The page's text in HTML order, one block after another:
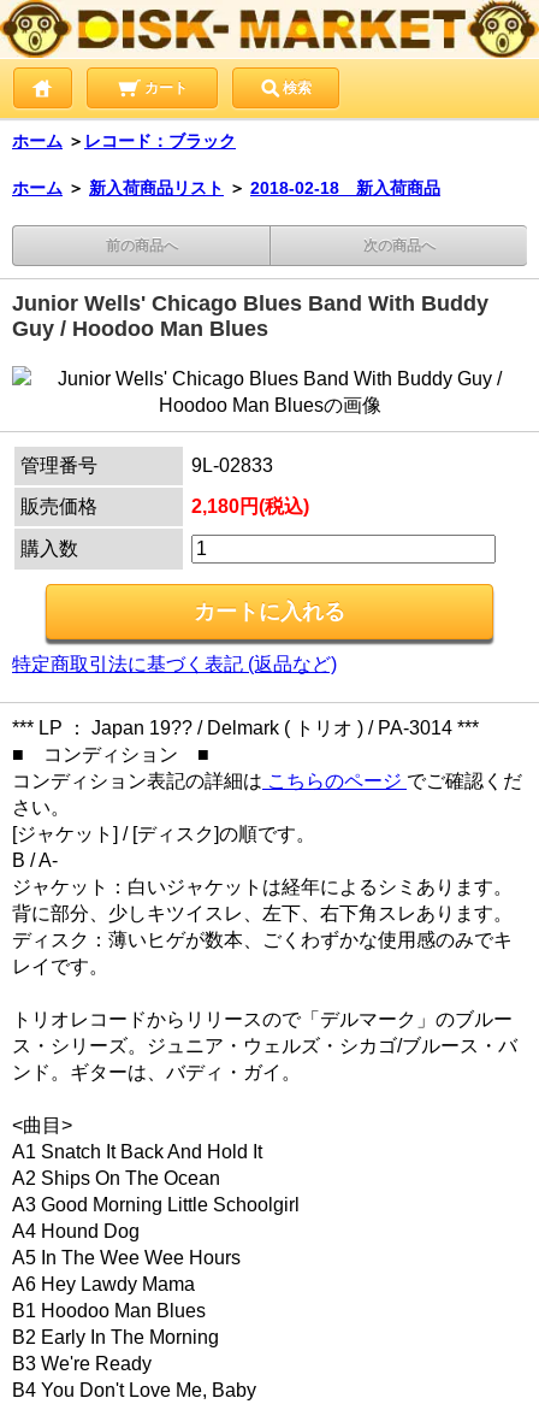
カート 検索
ホーム ＞ レコード：ブラック
ホーム ＞ 新入荷商品リスト ＞ 2018-02-18 新入荷商品
前の商品へ 次の商品へ
Junior Wells' Chicago Blues Band With Buddy
Guy / Hoodoo Man Blues
管理番号
9L-02833
販売価格
2,180円(税込)
購入数
特定商取引法に基づく表記 (返品など)
*** LP ： Japan 19?? / Delmark ( トリオ ) / PA-3014 ***
■ コンディション ■
コンディション表記の詳細は こちらのページ でご確認くだ
さい。
[ジャケット] / [ディスク]の順です。
B / A-
ジャケット：白いジャケットは経年によるシミあります。
背に部分、少しキツイスレ、左下、右下角スレあります。
ディスク：薄いヒゲが数本、ごくわずかな使用感のみでキ
レイです。
トリオレコードからリリースので「デルマーク」のブルー
ス・シリーズ。ジュニア・ウェルズ・シカゴ/ブルース・バ
ンド。ギターは、バディ・ガイ。
<曲目>
A1 Snatch It Back And Hold It
A2 Ships On The Ocean
A3 Good Morning Little Schoolgirl
A4 Hound Dog
A5 In The Wee Wee Hours
A6 Hey Lawdy Mama
B1 Hoodoo Man Blues
B2 Early In The Morning
B3 We're Ready
B4 You Don't Love Me, Baby